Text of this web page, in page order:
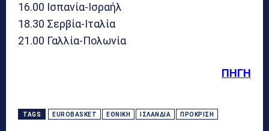
16.00 Ισπανία-Ισραήλ
18.30 Σερβία-Ιταλία
21.00 Γαλλία-Πολωνία
ΠΗΓΗ
TAGS EUROBASKET ΕΘΝΙΚΉ ΙΣΛΑΝΔΊΑ ΠΡΌΚΡΙΣΗ